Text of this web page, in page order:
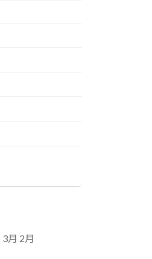
3月 2月